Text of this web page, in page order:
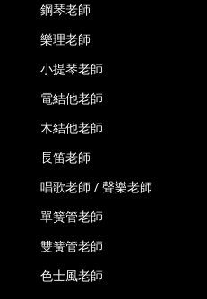
鋼琴老師
樂理老師
小提琴老師
電結他老師
木結他老師
長笛老師
唱歌老師 / 聲樂老師
單簧管老師
雙簧管老師
色士風老師